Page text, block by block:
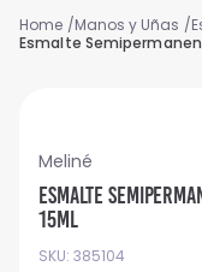
Manos y Uñas
Esmalte
Meliné
Esmalte
15ml
SKU: 385104